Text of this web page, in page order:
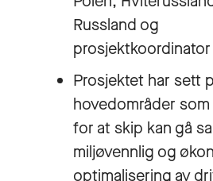
Russland og
Prosjektet har sett
hovedområder
for at skip kan gå
miljøvennlig og
optimalisering av